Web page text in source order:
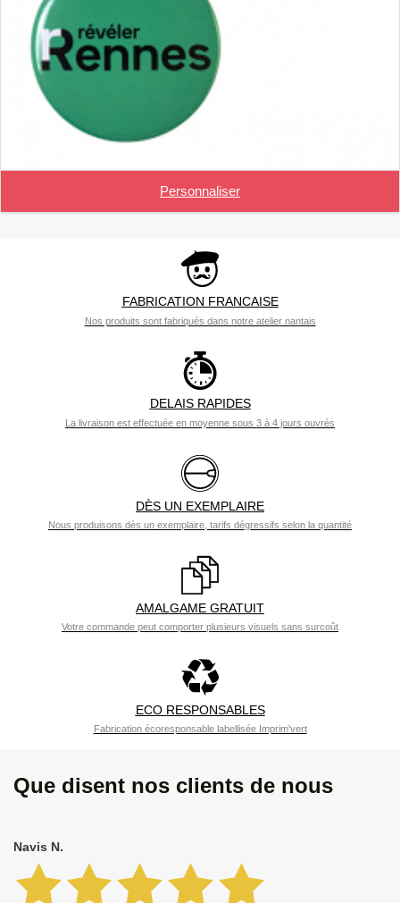
Personnaliser
FABRICATION FRANCAISE
Nos produits sont fabriqués dans notre atelier nantais
DELAIS RAPIDES
La livraison est effectuée en moyenne sous 3 à 4 jours ouvrés
DÈS UN EXEMPLAIRE
Nous produisons dès un exemplaire, tarifs dégressifs selon la quantité
AMALGAME GRATUIT
Votre commande peut comporter plusieurs visuels sans surcoût
ECO RESPONSABLES
Fabrication écoresponsable labellisée Imprim'vert
Que disent nos clients de nous
Navis N.